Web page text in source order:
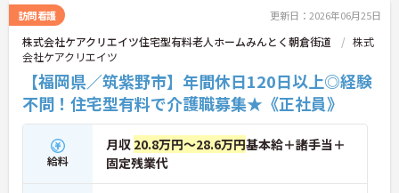
訪問看護 更新日：2026年06月25日
株式会社ケアクリエイツ住宅型有料老人ホームみんとく朝倉街道
株式
会社ケアクリエイツ
【福岡県／筑紫野市】年間休日120日以上◎経験
不問！住宅型有料で介護職募集★《正社員》
給料
月収 20.8万円～28.6万円基本給＋諸手当＋
固定残業代